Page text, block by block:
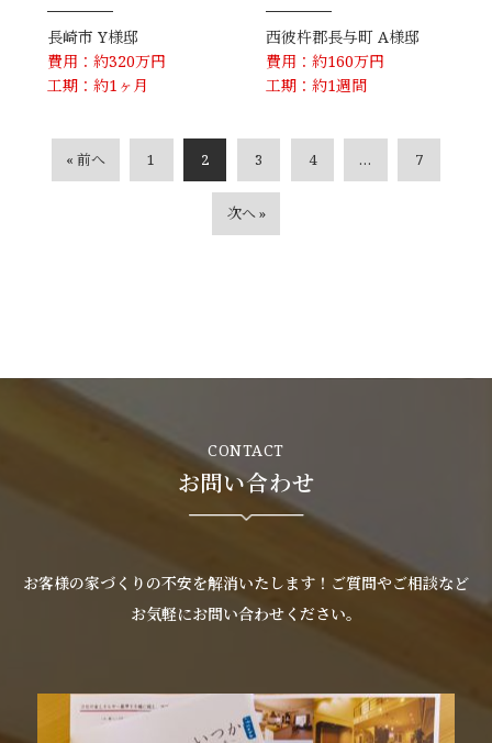
長崎市 Y様邸
費用：約320万円
工期：約1ヶ月
西彼杵郡長与町 A様邸
費用：約160万円
工期：約1週間
« 前へ 1 2 3 4 … 7
次へ »
CONTACT
お問い合わせ
お客様の家づくりの不安を解消いたします！ご質問やご相談など
お気軽にお問い合わせください。